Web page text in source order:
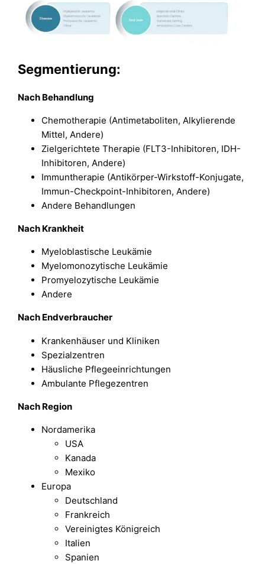
Segmentierung:
Nach Behandlung
Chemotherapie (Antimetaboliten, Alkylierende
Mittel, Andere)
Zielgerichtete Therapie (FLT3-Inhibitoren, IDH-
Inhibitoren, Andere)
Immuntherapie (Antikörper-Wirkstoff-Konjugate,
Immun-Checkpoint-Inhibitoren, Andere)
Andere Behandlungen
Nach Krankheit
Myeloblastische Leukämie
Myelomonozytische Leukämie
Promyelozytische Leukämie
Andere
Nach Endverbraucher
Krankenhäuser und Kliniken
Spezialzentren
Häusliche Pflegeeinrichtungen
Ambulante Pflegezentren
Nach Region
Nordamerika
USA
Kanada
Mexiko
Europa
Deutschland
Frankreich
Vereinigtes Königreich
Italien
Spanien